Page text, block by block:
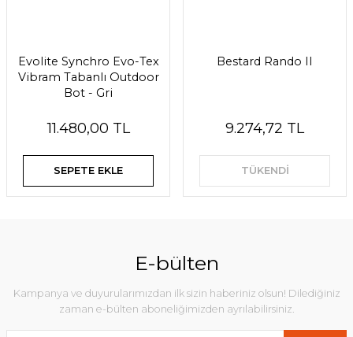
Evolite Synchro Evo-Tex
Vibram Tabanlı Outdoor
Bot - Gri
11.480,00 TL
SEPETE EKLE
Bestard Rando II
9.274,72 TL
TÜKENDİ
E-bülten
Kampanya ve duyurularımızdan ilk sizin haberiniz olsun! Dilediğiniz
zaman e-bülten aboneliğimizden ayrılabilirsiniz.